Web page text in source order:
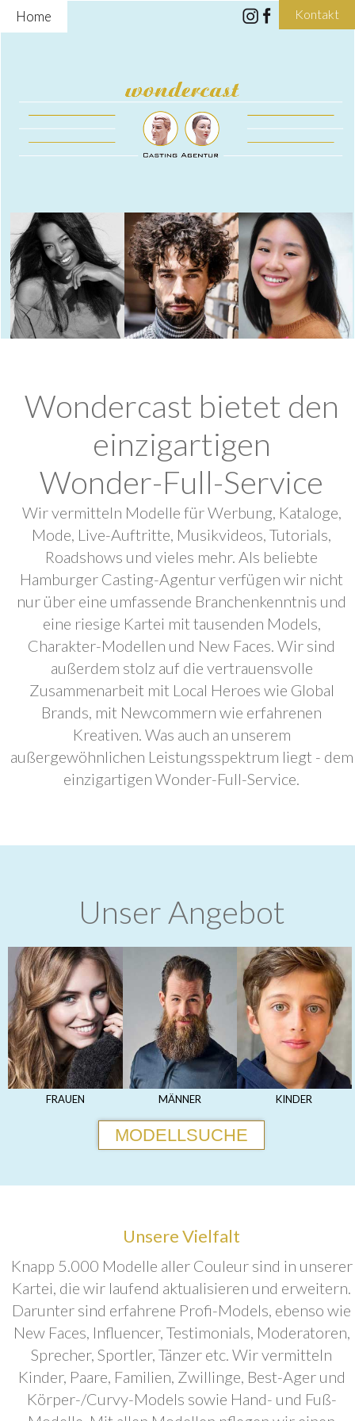
Home Kontakt
Wondercast bietet den
einzigartigen
Wonder-Full-Service
Wir vermitteln Modelle für Werbung, Kataloge,
Mode, Live-Auftritte, Musikvideos, Tutorials,
Roadshows und vieles mehr. Als beliebte
Hamburger Casting-Agentur verfügen wir nicht
nur über eine umfassende Branchenkenntnis und
eine riesige Kartei mit tausenden Models,
Charakter-Modellen und New Faces. Wir sind
außerdem stolz auf die vertrauensvolle
Zusammenarbeit mit Local Heroes wie Global
Brands, mit Newcommern wie erfahrenen
Kreativen. Was auch an unserem
außergewöhnlichen Leistungsspektrum liegt - dem
einzigartigen Wonder-Full-Service.
Unser Angebot
FRAUEN MÄNNER KINDER
MODELLSUCHE
Unsere Vielfalt
Knapp 5.000 Modelle aller Couleur sind in unserer
Kartei, die wir laufend aktualisieren und erweitern.
Darunter sind erfahrene Profi-Models, ebenso wie
New Faces, Influencer, Testimonials, Moderatoren,
Sprecher, Sportler, Tänzer etc. Wir vermitteln
Kinder, Paare, Familien, Zwillinge, Best-Ager und
Körper-/Curvy-Models sowie Hand- und Fuß-